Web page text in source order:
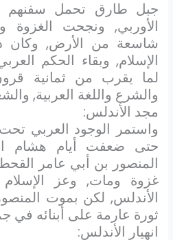
جبل طارق تحمل سفنهم
الأوربي, ونجحت الغزوة
شاسعة من الأرض, وكان
الإسلام, وبقاء الحكم
لما يقرب من ثمانية
والشرع واللغة العربية,
مجد الأندلس:
واستمر الوجود العربي تحت
حتى ضعفت أيام هشام
غزوة ومات, وعز
الأندلس, لكن بموت
ثورة عارمة على أبنائه في
انهيار الأندلس: